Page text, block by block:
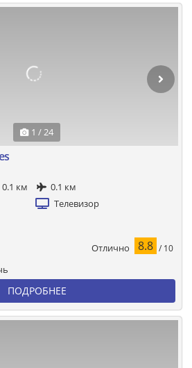
1 / 24
0.1 км
0.1 км
Телевизор
Отлично 8.8 / 10
ПОДРОБНЕЕ